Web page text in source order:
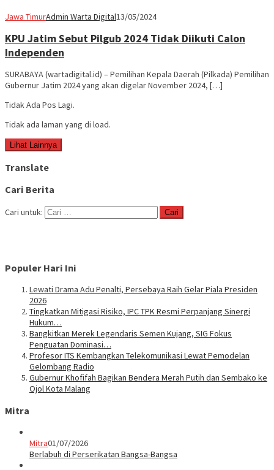
Jawa TimurAdmin Warta Digital13/05/2024
KPU Jatim Sebut Pilgub 2024 Tidak Diikuti Calon
Independen
SURABAYA (wartadigital.id) – Pemilihan Kepala Daerah (Pilkada) Pemilihan
Gubernur Jatim 2024 yang akan digelar November 2024, […]
Tidak Ada Pos Lagi.
Tidak ada laman yang di load.
Lihat Lainnya
Translate
Cari Berita
Cari untuk:
Populer Hari Ini
Lewati Drama Adu Penalti, Persebaya Raih Gelar Piala Presiden
2026
Tingkatkan Mitigasi Risiko, IPC TPK Resmi Perpanjang Sinergi
Hukum…
Bangkitkan Merek Legendaris Semen Kujang, SIG Fokus
Penguatan Dominasi…
Profesor ITS Kembangkan Telekomunikasi Lewat Pemodelan
Gelombang Radio
Gubernur Khofifah Bagikan Bendera Merah Putih dan Sembako ke
Ojol Kota Malang
Mitra
Mitra01/07/2026
Berlabuh di Perserikatan Bangsa-Bangsa